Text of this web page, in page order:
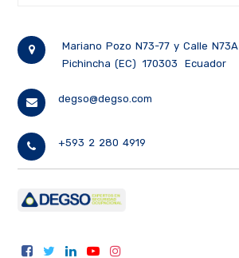
Mariano Pozo N73-77 y Calle N73A
Pichincha (EC)
170303 Ecuador
degso@degso.com
+593 2 280 4919